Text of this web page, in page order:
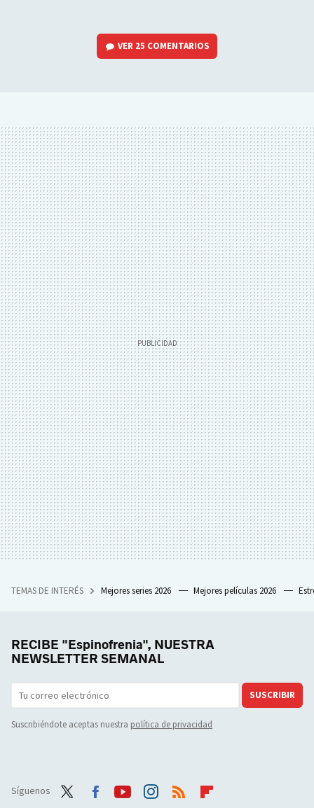
VER 25 COMENTARIOS
TEMAS DE INTERÉS Mejores series 2026 Mejores películas 2026
RECIBE "Espinofrenia", NUESTRA
NEWSLETTER SEMANAL
SUSCRIBIR
Suscribiéndote aceptas nuestra política de privacidad
Síguenos